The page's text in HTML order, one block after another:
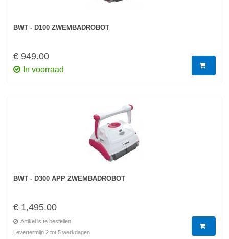
BWT - D100 ZWEMBADROBOT
€ 949.00
In voorraad
BWT - D300 APP ZWEMBADROBOT
€ 1,495.00
Artikel is te bestellen
Levertermijn 2 tot 5 werkdagen